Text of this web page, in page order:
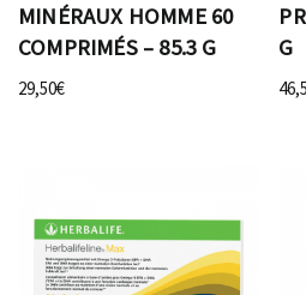
MINÉRAUX HOMME 60
COMPRIMÉS – 85.3 G
29,50€
G